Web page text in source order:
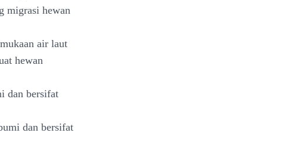
migrasi hewan
air laut
hewan
dan bersifat
dan bersifat